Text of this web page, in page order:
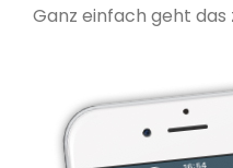
Ganz einfach geht das